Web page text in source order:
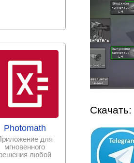
Скачать:
Photomath
для
мгновенного
любой